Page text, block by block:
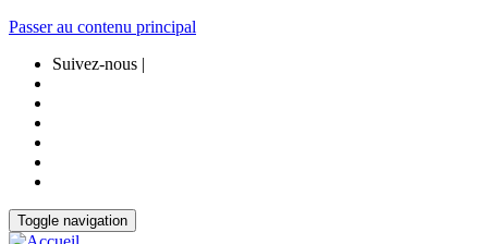
Passer au contenu principal
Suivez-nous |
Toggle navigation